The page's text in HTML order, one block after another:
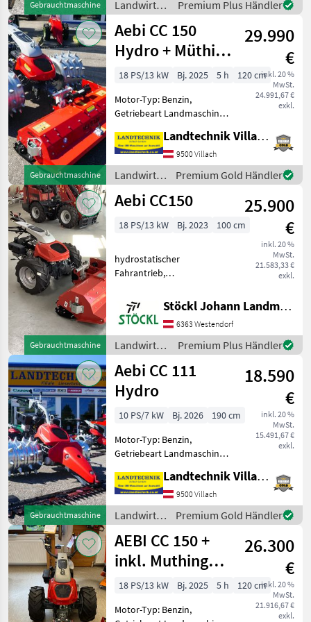
Gebrauchtmaschine
Landwirtsch.
Motorfahrzeuge
/ Aebi
Premium Plus Händler
Gebrauchtmaschine
Aebi CC 150
Hydro + Müthing
Mulcher
29.990
€
inkl. 20 %
MwSt.
24.991,67 €
exkl.
18 PS/13 kW Bj. 2025 5 h
120 cm
Motor-Typ: Benzin,
Getriebeart Landmaschine:
Zylinderanzahl: 2 Zylinder,
Lenkbremse,
Stachelwalzen, Ölkühler,
Lenkhebellenkung Aebi
Motormäher CC 150 mi
Landtechnik Villach GmbH
9500 Villach
Landwirtsch.
Motorfahrzeuge
/ Aebi
Premium Gold Händler
Gebrauchtmaschine
Aebi CC150
25.900
€
inkl. 20 %
MwSt.
21.583,33 €
exkl.
18 PS/13 kW Bj. 2023 100 cm
hydrostatischer
Fahrantrieb,
Parkbremse, 18PS Motor,
Müthing Mulcher MUB 100,
Bereifung 23x8.50-12,
Lagergerät Westendorf
Landwirtsch. Motorfahrz
Stöckl Johann Landmaschinen GesmbH & Co KG
6363 Westendorf
Landwirtsch.
Motorfahrzeuge
/ Aebi
Premium Plus Händler
Gebrauchtmaschine
Aebi CC 111
Hydro
18.590
€
inkl. 20 %
MwSt.
15.491,67 €
exkl.
10 PS/7 kW Bj. 2026
190 cm
Motor-Typ: Benzin,
Getriebeart Landmaschine:
Zylinderanzahl: 1 Zylinder,
Fingerbalken,
Stachelwalzen, Ölkühler,
Lenkhebellenkung Aebi
Motormäher CC 111
Landtechnik Villach GmbH
9500 Villach
Landwirtsch.
Motorfahrzeuge
/ Aebi
Premium Gold Händler
AEBI CC 150 +
inkl. Muthing
Mulcher
26.300
€
inkl. 20 %
MwSt.
21.916,67 €
exkl.
18 PS/13 kW Bj. 2025 5 h
120 cm
Motor-Typ: Benzin,